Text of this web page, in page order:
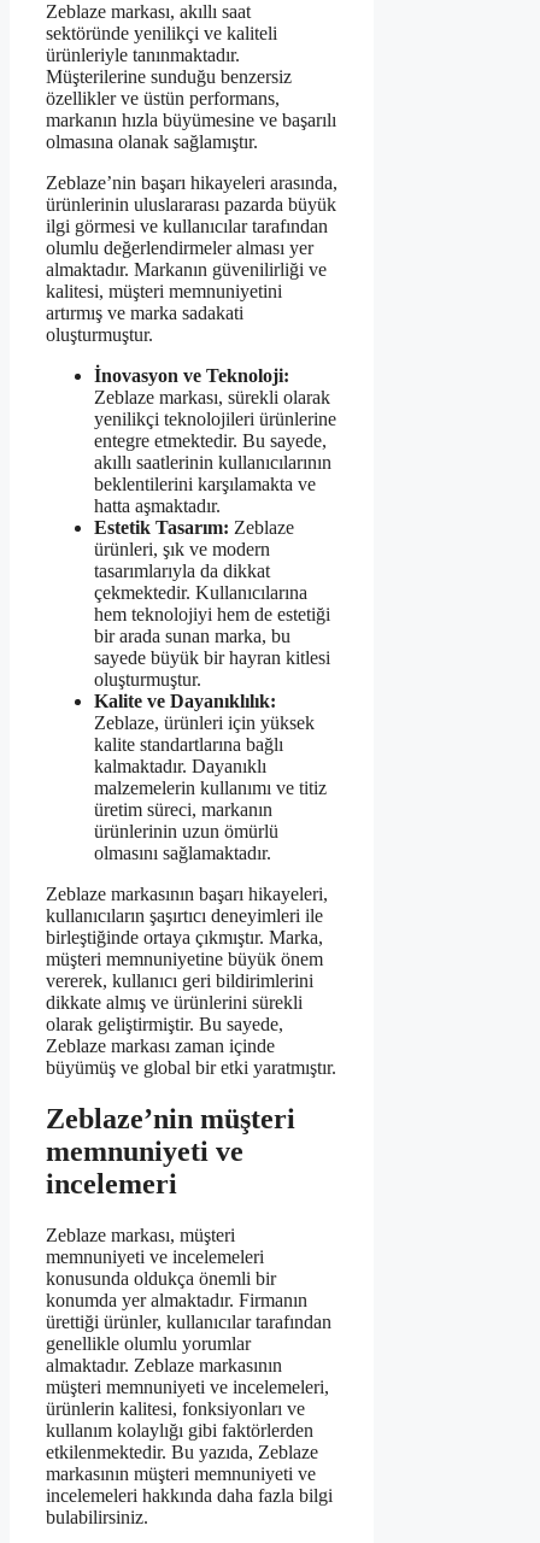
Zeblaze markası, akıllı saat
sektöründe yenilikçi ve kaliteli
ürünleriyle tanınmaktadır.
Müşterilerine sunduğu benzersiz
özellikler ve üstün performans,
markanın hızla büyümesine ve başarılı
olmasına olanak sağlamıştır.
Zeblaze’nin başarı hikayeleri arasında,
ürünlerinin uluslararası pazarda büyük
ilgi görmesi ve kullanıcılar tarafından
olumlu değerlendirmeler alması yer
almaktadır. Markanın güvenilirliği ve
kalitesi, müşteri memnuniyetini
artırmış ve marka sadakati
oluşturmuştur.
İnovasyon ve Teknoloji:
Zeblaze markası, sürekli olarak
yenilikçi teknolojileri ürünlerine
entegre etmektedir. Bu sayede,
akıllı saatlerinin kullanıcılarının
beklentilerini karşılamakta ve
hatta aşmaktadır.
Estetik Tasarım: Zeblaze
ürünleri, şık ve modern
tasarımlarıyla da dikkat
çekmektedir. Kullanıcılarına
hem teknolojiyi hem de estetiği
bir arada sunan marka, bu
sayede büyük bir hayran kitlesi
oluşturmuştur.
Kalite ve Dayanıklılık:
Zeblaze, ürünleri için yüksek
kalite standartlarına bağlı
kalmaktadır. Dayanıklı
malzemelerin kullanımı ve titiz
üretim süreci, markanın
ürünlerinin uzun ömürlü
olmasını sağlamaktadır.
Zeblaze markasının başarı hikayeleri,
kullanıcıların şaşırtıcı deneyimleri ile
birleştiğinde ortaya çıkmıştır. Marka,
müşteri memnuniyetine büyük önem
vererek, kullanıcı geri bildirimlerini
dikkate almış ve ürünlerini sürekli
olarak geliştirmiştir. Bu sayede,
Zeblaze markası zaman içinde
büyümüş ve global bir etki yaratmıştır.
Zeblaze’nin müşteri
memnuniyeti ve
incelemeri
Zeblaze markası, müşteri
memnuniyeti ve incelemeleri
konusunda oldukça önemli bir
konumda yer almaktadır. Firmanın
ürettiği ürünler, kullanıcılar tarafından
genellikle olumlu yorumlar
almaktadır. Zeblaze markasının
müşteri memnuniyeti ve incelemeleri,
ürünlerin kalitesi, fonksiyonları ve
kullanım kolaylığı gibi faktörlerden
etkilenmektedir. Bu yazıda, Zeblaze
markasının müşteri memnuniyeti ve
incelemeleri hakkında daha fazla bilgi
bulabilirsiniz.